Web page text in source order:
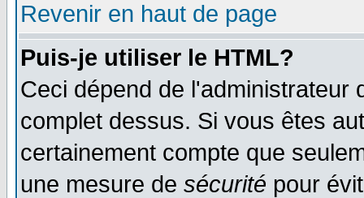
Revenir en haut de page
Puis-je utiliser le HTML?
Ceci dépend de l'administrateur
complet dessus. Si vous êtes
certainement compte que
une mesure de sécurité pour